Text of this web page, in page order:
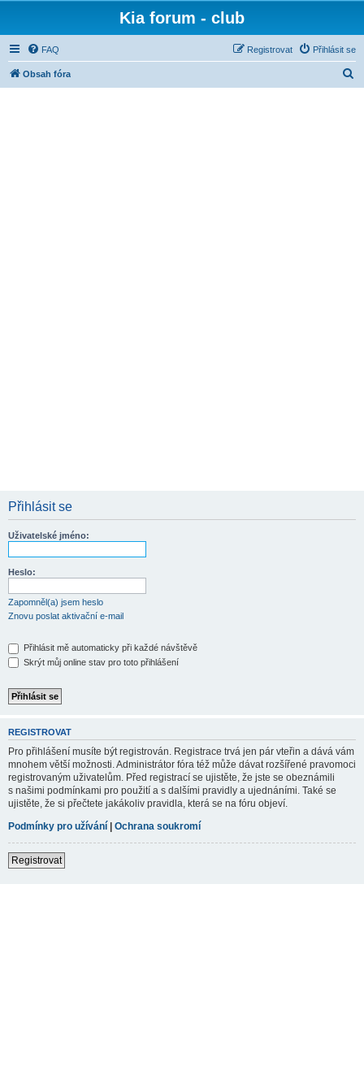
Kia forum - club
FAQ Přihlásit se
Registrovat
Obsah fóra
Přihlásit se
Uživatelské jméno:
Heslo:
Zapomněl(a) jsem heslo
Znovu poslat aktivační e-mail
Přihlásit mě automaticky při každé návštěvě
Skrýt můj online stav pro toto přihlášení
REGISTROVAT
Pro přihlášení musíte být registrován. Registrace trvá jen pár vteřin a dává vám
mnohem větší možnosti. Administrátor fóra též může dávat rozšířené pravomoci
registrovaným uživatelům. Před registrací se ujistěte, že jste se obeznámili
s našimi podmínkami pro použití a s dalšími pravidly a ujednáními. Také se
ujistěte, že si přečtete jakákoliv pravidla, která se na fóru objeví.
Podmínky pro užívání | Ochrana soukromí
Registrovat